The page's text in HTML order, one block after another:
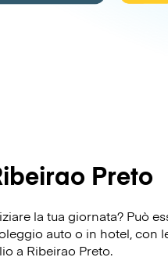
Preto
la tua giornata? Può
auto o in hotel, con
a Ribeirao Preto.